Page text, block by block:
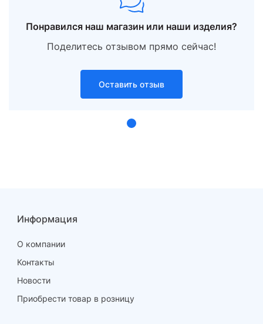
17.0
Понравился наш магазин или наши изделия?
Поделитесь отзывом прямо сейчас!
Оставить отзыв
Информация
О компании
Контакты
Новости
Приобрести товар в розницу